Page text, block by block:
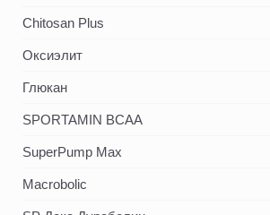
Chitosan Plus
Оксиэлит
Глюкан
SPORTAMIN ВСАА
SuperPump Max
Macrobolic